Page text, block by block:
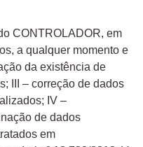
CONTROLADOR, em
a qualquer momento e
da existência de
III – correção de dados
IV –
de dados
em